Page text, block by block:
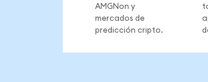
AMGNon y
mercados de
predicción cripto.